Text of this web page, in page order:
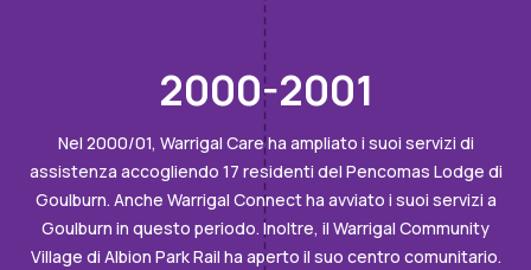
2000-2001
Nel 2000/01, Warrigal Care ha ampliato i suoi servizi di
assistenza accogliendo 17 residenti del Pencomas Lodge di
Goulburn. Anche Warrigal Connect ha avviato i suoi servizi a
Goulburn in questo periodo. Inoltre, il Warrigal Community
Village di Albion Park Rail ha aperto il suo centro comunitario.